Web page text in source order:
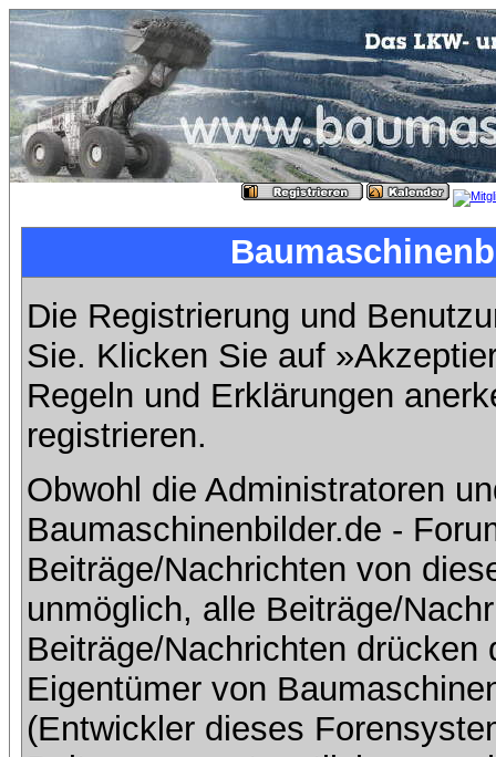
Die Registrierung und
Sie. Klicken Sie auf
Regeln und Erklärungen
registrieren.
Obwohl die Administratoren
Baumaschinenbilder.de -
Beiträge/Nachrichten von
unmöglich, alle Beiträge/
Beiträge/Nachrichten
Eigentümer von
(Entwickler dieses